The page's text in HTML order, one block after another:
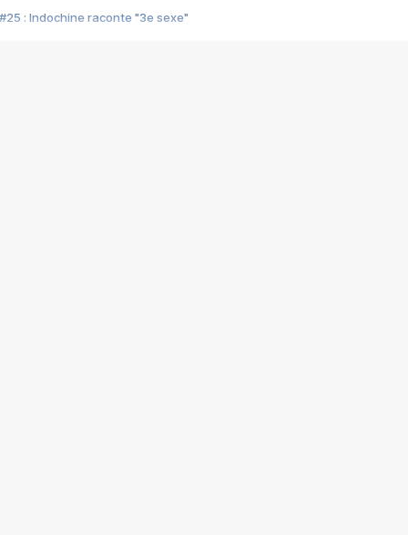
#25 : Indochine raconte "3e sexe"